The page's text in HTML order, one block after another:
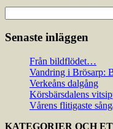
efter:
Senaste inläggen
Från bildflödet…
Vandring i Brösarp:
Verkeåns dalgång
Körsbärsdalens
Vårens flitigaste
KATEGORIER OCH